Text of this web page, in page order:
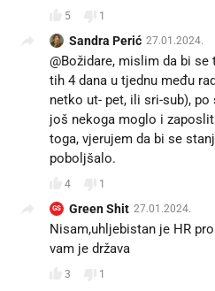
5 1
Sandra Perić 27.01.2024.
@Božidare, mislim da bi
tih 4 dana u tjednu među
netko ut- pet, ili sri-sub),
još nekoga moglo i
toga, vjerujem da bi se
poboljšalo.
4 1
GS Green Shit 27.01.2024.
Nisam,uhljebistan je HR
vam je država
3
1